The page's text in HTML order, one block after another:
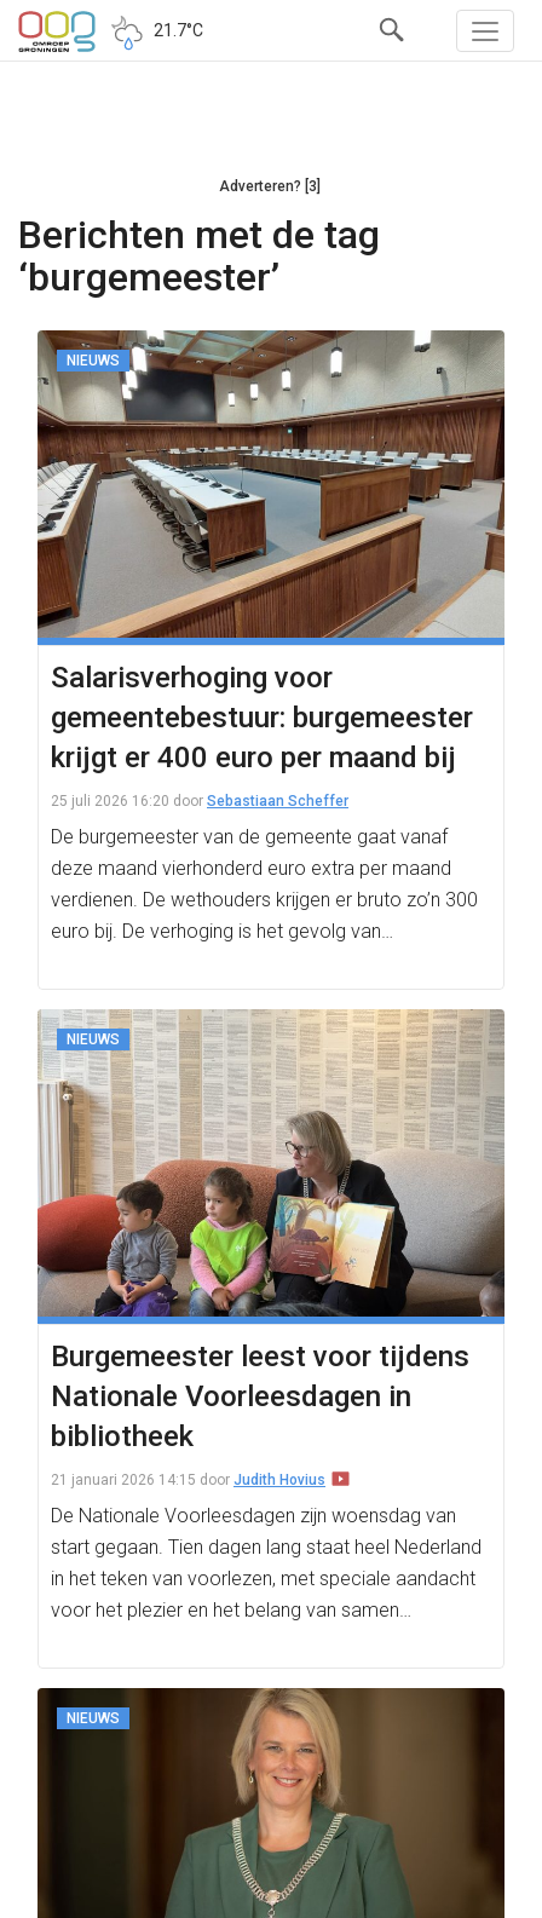
21.7°C
Adverteren? [3]
Berichten met de tag
‘burgemeester’
NIEUWS
Salarisverhoging voor
gemeentebestuur: burgemeester
krijgt er 400 euro per maand bij
25 juli 2026 16:20 door Sebastiaan Scheffer
De burgemeester van de gemeente gaat vanaf
deze maand vierhonderd euro extra per maand
verdienen. De wethouders krijgen er bruto zo’n 300
euro bij. De verhoging is het gevolg van…
NIEUWS
Burgemeester leest voor tijdens
Nationale Voorleesdagen in
bibliotheek
21 januari 2026 14:15 door Judith Hovius
De Nationale Voorleesdagen zijn woensdag van
start gegaan. Tien dagen lang staat heel Nederland
in het teken van voorlezen, met speciale aandacht
voor het plezier en het belang van samen…
NIEUWS